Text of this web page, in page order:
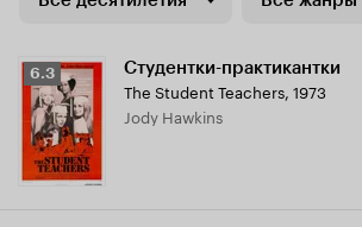
Рейтинг
Кинопоиска
6.3
6.3 Студентки-практикантки
The Student Teachers, 1973
Jody Hawkins